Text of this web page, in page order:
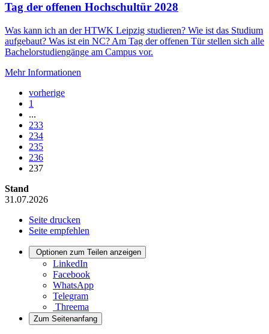
Tag der offenen Hochschultür 2028
Was kann ich an der HTWK Leipzig studieren? Wie ist das Studium
aufgebaut? Was ist ein NC? Am Tag der offenen Tür stellen sich alle
Bachelorstudiengänge am Campus vor.
Mehr Informationen
vorherige
1
...
233
234
235
236
237
Stand
31.07.2026
Seite drucken
Seite empfehlen
Optionen zum Teilen anzeigen
LinkedIn
Facebook
WhatsApp
Telegram
Threema
Zum Seitenanfang